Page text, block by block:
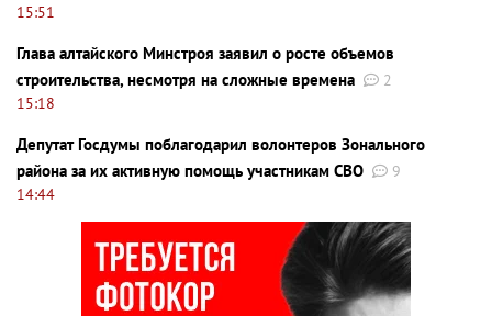
15:51
Глава алтайского Минстроя заявил о росте объемов
строительства, несмотря на сложные времена
2
15:18
Депутат Госдумы поблагодарил волонтеров Зонального
района за их активную помощь участникам СВО
9
14:44